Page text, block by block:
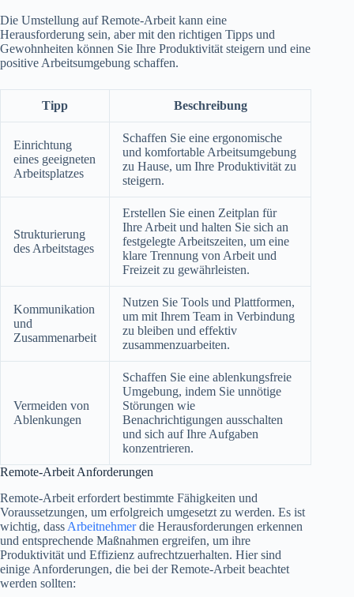
Die Umstellung auf Remote-Arbeit kann eine
Herausforderung sein, aber mit den richtigen Tipps und
Gewohnheiten können Sie Ihre Produktivität steigern und eine
positive Arbeitsumgebung schaffen.
Tipp Beschreibung
Einrichtung
eines geeigneten
Arbeitsplatzes
Schaffen Sie eine ergonomische
und komfortable Arbeitsumgebung
zu Hause, um Ihre Produktivität zu
steigern.
Strukturierung
des Arbeitstages
Erstellen Sie einen Zeitplan für
Ihre Arbeit und halten Sie sich an
festgelegte Arbeitszeiten, um eine
klare Trennung von Arbeit und
Freizeit zu gewährleisten.
Kommunikation
und
Zusammenarbeit
Nutzen Sie Tools und Plattformen,
um mit Ihrem Team in Verbindung
zu bleiben und effektiv
zusammenzuarbeiten.
Vermeiden von
Ablenkungen
Schaffen Sie eine ablenkungsfreie
Umgebung, indem Sie unnötige
Störungen wie
Benachrichtigungen ausschalten
und sich auf Ihre Aufgaben
konzentrieren.
Remote-Arbeit Anforderungen
Remote-Arbeit erfordert bestimmte Fähigkeiten und
Voraussetzungen, um erfolgreich umgesetzt zu werden. Es ist
wichtig, dass Arbeitnehmerdie Herausforderungen erkennen
und entsprechende Maßnahmen ergreifen, um ihre
Produktivität und Effizienz aufrechtzuerhalten. Hier sind
einige Anforderungen, die bei der Remote-Arbeit beachtet
werden sollten: